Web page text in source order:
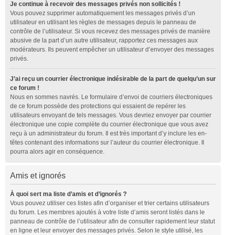
Je continue à recevoir des messages privés non sollicités !
Vous pouvez supprimer automatiquement les messages privés d’un
utilisateur en utilisant les règles de messages depuis le panneau de
contrôle de l’utilisateur. Si vous recevez des messages privés de manière
abusive de la part d’un autre utilisateur, rapportez ces messages aux
modérateurs. Ils peuvent empêcher un utilisateur d’envoyer des messages
privés.
J’ai reçu un courrier électronique indésirable de la part de quelqu’un sur
ce forum !
Nous en sommes navrés. Le formulaire d’envoi de courriers électroniques
de ce forum possède des protections qui essaient de repérer les
utilisateurs envoyant de tels messages. Vous devriez envoyer par courrier
électronique une copie complète du courrier électronique que vous avez
reçu à un administrateur du forum. Il est très important d’y inclure les en-
têtes contenant des informations sur l’auteur du courrier électronique. Il
pourra alors agir en conséquence.
Amis et ignorés
À quoi sert ma liste d’amis et d’ignorés ?
Vous pouvez utiliser ces listes afin d’organiser et trier certains utilisateurs
du forum. Les membres ajoutés à votre liste d’amis seront listés dans le
panneau de contrôle de l’utilisateur afin de consulter rapidement leur statut
en ligne et leur envoyer des messages privés. Selon le style utilisé, les